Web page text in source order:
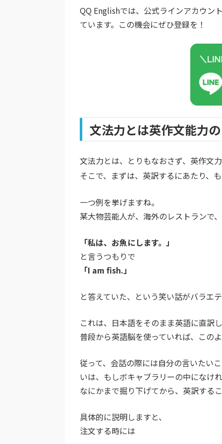
QQ Englishでは、公式ラインアカウン
ています。この機会にぜひ登録を！
文法力とは英作文能力
文法力とは、とりもなおさず、英作文
そこで、まずは、英訳するにあたり、
一つ例を挙げますね。
某大物芸能人が、海外のレストランで
「私は、お魚にします。」
と言うつもりで
「I am fish.」
と答えていた、という笑い話がバラエ
これは、日本語をそのまま英語に直訳
普段から英語脳を使っていれば、この
従って、会話の際には自分の言いたい
いは、もしボキャブラリーの中になけ
なにかまで掘り下げてから、英訳する
具体的に説明しますと、
注文する時には